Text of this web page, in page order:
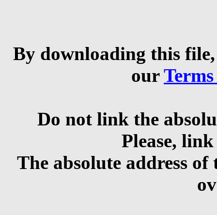
By downloading this
our
Do not link the
Please,
The absolute address